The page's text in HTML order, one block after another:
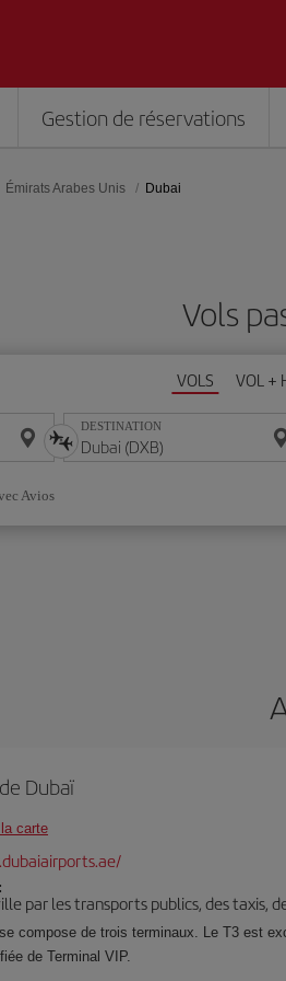
Gestion de réservations
Émirats Arabes Unis Dubai
Vols
VOLS VOL +
DESTINATION
Avios
Dubaï
carte
par les transports publics, des taxis,
compose de trois terminaux. Le T3 est
de Terminal VIP.